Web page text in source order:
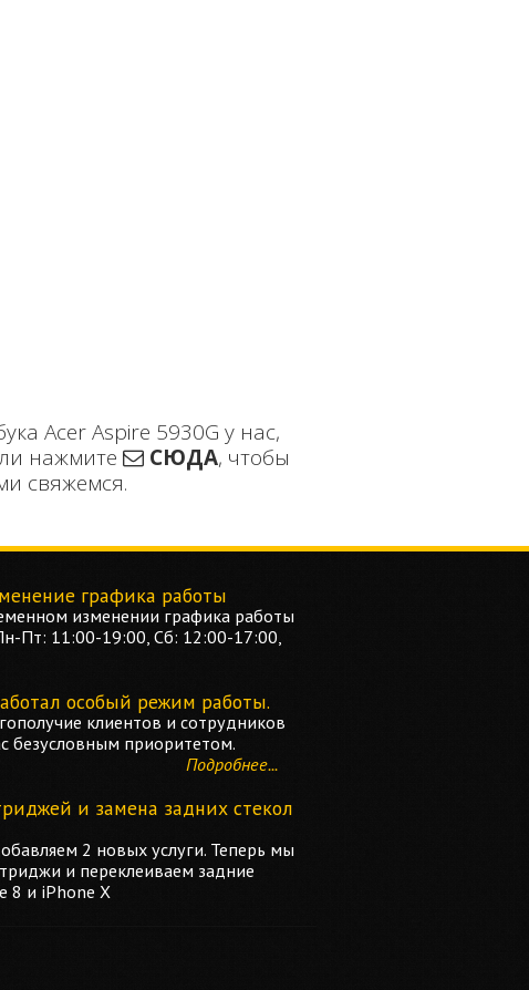
Acer Aspire 5930G у нас,
нажмите СЮДА, чтобы
свяжемся.
графика работы
изменении графика работы
Пт: 11:00-19:00, Сб: 12:00-17:00,
особый режим работы.
клиентов и сотрудников
безусловным приоритетом.
Подробнее...
и замена задних стекол
2 новых услуги. Теперь мы
и переклеиваем задние
8 и iPhone X